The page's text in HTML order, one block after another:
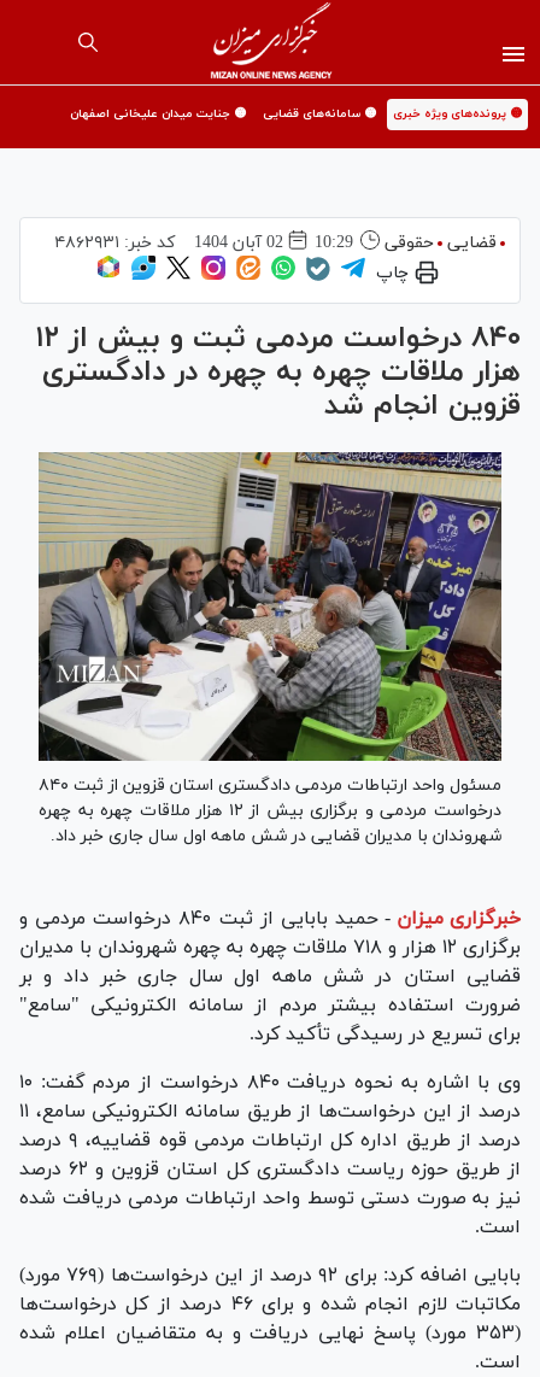
🟡 پرونده‌های ویژه خبری 🟡 سامانه‌های قضایی 🟡 جنایت میدان علیخانی اصفهان
قضایی حقوقی 10:29 02 آبان 1404 کد خبر: ۴۸۶۲۹۳۱
چاپ
۸۴۰ درخواست مردمی ثبت و بیش از ۱۲
هزار ملاقات چهره به چهره در دادگستری
قزوین انجام شد
مسئول واحد ارتباطات مردمی دادگستری استان قزوین از ثبت ۸۴۰
درخواست مردمی و برگزاری بیش از ۱۲ هزار ملاقات چهره به چهره
شهروندان با مدیران قضایی در شش ماهه اول سال جاری خبر داد.
خبرگزاری میزان -
حمید بابایی از ثبت ۸۴۰ درخواست مردمی و
برگزاری ۱۲ هزار و ۷۱۸ ملاقات چهره به چهره شهروندان با مدیران
قضایی استان در شش ماهه اول سال جاری خبر داد و بر
ضرورت استفاده بیشتر مردم از سامانه الکترونیکی "سامع"
برای تسریع در رسیدگی تأکید کرد.
وی با اشاره به نحوه دریافت ۸۴۰ درخواست از مردم گفت: ۱۰
درصد از این درخواست‌ها از طریق سامانه الکترونیکی سامع، ۱۱
درصد از طریق اداره کل ارتباطات مردمی قوه قضاییه، ۹ درصد
از طریق حوزه ریاست دادگستری کل استان قزوین و ۶۲ درصد
نیز به صورت دستی توسط واحد ارتباطات مردمی دریافت شده
است.
بابایی اضافه کرد: برای ۹۲ درصد از این درخواست‌ها (۷۶۹ مورد)
مکاتبات لازم انجام شده و برای ۴۶ درصد از کل درخواست‌ها
(۳۵۳ مورد) پاسخ نهایی دریافت و به متقاضیان اعلام شده
است.